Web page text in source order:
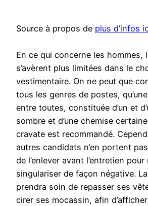
Source à propos de plus d’infos
En ce qui concerne les hommes,
s’avèrent plus limitées dans le
vestimentaire. On ne peut que
tous les genres de postes,
entre toutes, constituée d’un et
sombre et d’une chemise
cravate est recommandé.
autres candidats n’en portent
de l’enlever avant l’entretien
singulariser de façon négative.
prendra soin de repasser ses
cirer ses mocassin, afin